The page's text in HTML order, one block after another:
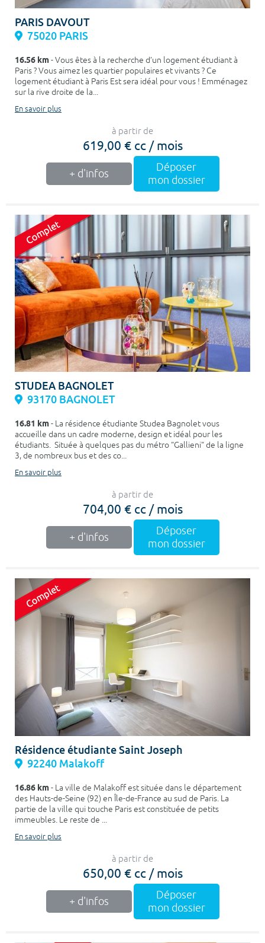
PARIS DAVOUT
75020 PARIS
16.56 km- Vous êtes à la recherche d’un logement étudiant à
Paris ? Vous aimez les quartier populaires et vivants ? Ce
logement étudiant à Paris Est sera idéal pour vous ! Emménagez
sur la rive droite de la...
En savoir plus
à partir de
619,00 € cc / mois
+ d'infos
Déposer
mon dossier
STUDEA BAGNOLET
93170 BAGNOLET
16.81 km- La résidence étudiante Studea Bagnolet vous
accueille dans un cadre moderne, design et idéal pour les
étudiants. Située à quelques pas du métro "Gallieni" de la ligne
3, de nombreux bus et des co...
En savoir plus
à partir de
704,00 € cc / mois
+ d'infos
Déposer
mon dossier
Résidence étudiante Saint Joseph
92240 Malakoff
16.86 km- La ville de Malakoff est située dans le département
des Hauts-de-Seine (92) en Île-de-France au sud de Paris. La
partie de la ville qui touche Paris est constituée de petits
immeubles. Le reste de ...
En savoir plus
à partir de
650,00 € cc / mois
+ d'infos
Déposer
mon dossier